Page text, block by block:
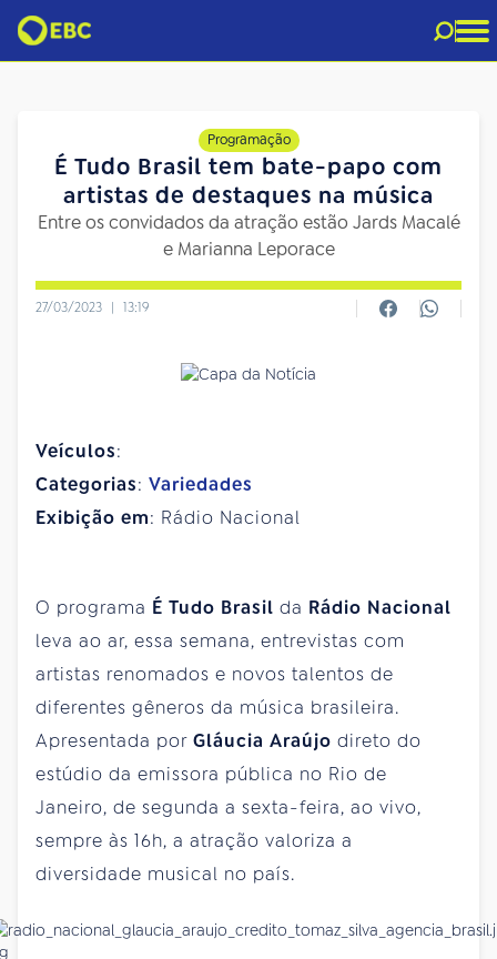
Programação
É Tudo Brasil tem bate-papo com
artistas de destaques na música
Entre os convidados da atração estão Jards Macalé
e Marianna Leporace
27/03/2023 | 13:19
Veículos:
Categorias: Variedades
Exibição em: Rádio Nacional
O programa É Tudo Brasil da Rádio Nacional
leva ao ar, essa semana, entrevistas com
artistas renomados e novos talentos de
diferentes gêneros da música brasileira.
Apresentada por Gláucia Araújo direto do
estúdio da emissora pública no Rio de
Janeiro, de segunda a sexta-feira, ao vivo,
sempre às 16h, a atração valoriza a
diversidade musical no país.